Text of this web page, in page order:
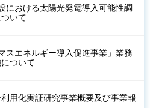
における太陽光発電導入可能性調
いて
スエネルギー導入促進事業」業務
ついて
用化実証研究事業概要及び事業報